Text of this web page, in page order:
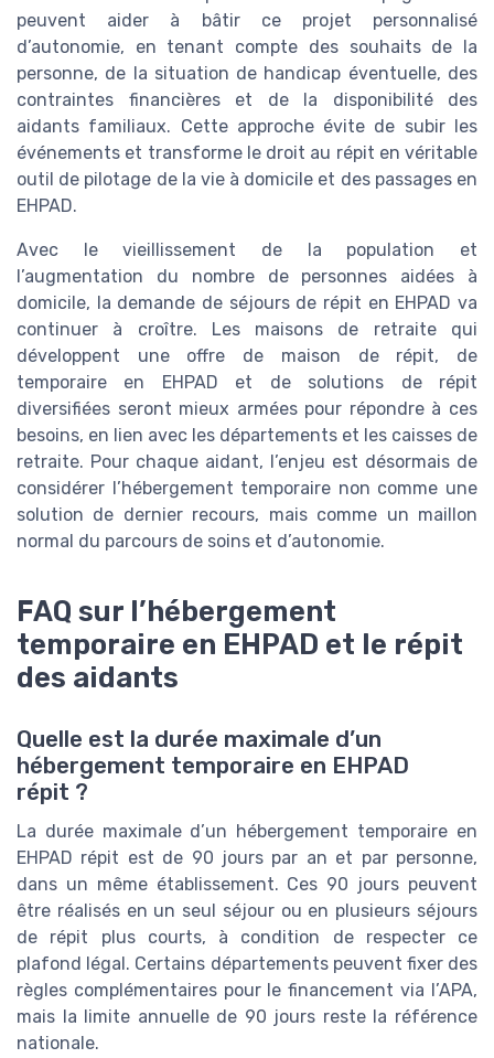
peuvent aider à bâtir ce projet personnalisé
d’autonomie, en tenant compte des souhaits de la
personne, de la situation de handicap éventuelle, des
contraintes financières et de la disponibilité des
aidants familiaux. Cette approche évite de subir les
événements et transforme le droit au répit en véritable
outil de pilotage de la vie à domicile et des passages en
EHPAD.
Avec le vieillissement de la population et
l’augmentation du nombre de personnes aidées à
domicile, la demande de séjours de répit en EHPAD va
continuer à croître. Les maisons de retraite qui
développent une offre de maison de répit, de
temporaire en EHPAD et de solutions de répit
diversifiées seront mieux armées pour répondre à ces
besoins, en lien avec les départements et les caisses de
retraite. Pour chaque aidant, l’enjeu est désormais de
considérer l’hébergement temporaire non comme une
solution de dernier recours, mais comme un maillon
normal du parcours de soins et d’autonomie.
FAQ sur l’hébergement
temporaire en EHPAD et le répit
des aidants
Quelle est la durée maximale d’un
hébergement temporaire en EHPAD
répit ?
La durée maximale d’un hébergement temporaire en
EHPAD répit est de 90 jours par an et par personne,
dans un même établissement. Ces 90 jours peuvent
être réalisés en un seul séjour ou en plusieurs séjours
de répit plus courts, à condition de respecter ce
plafond légal. Certains départements peuvent fixer des
règles complémentaires pour le financement via l’APA,
mais la limite annuelle de 90 jours reste la référence
nationale.